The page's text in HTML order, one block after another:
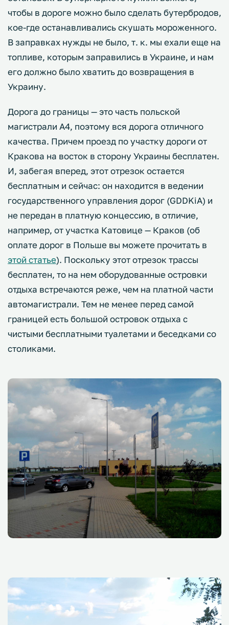
чтобы в дороге можно было сделать бутербродов,
кое-где останавливались скушать мороженного.
В заправках нужды не было, т. к. мы ехали еще на
топливе, которым заправились в Украине, и нам
его должно было хватить до возвращения в
Украину.
Дорога до границы — это часть польской
магистрали А4, поэтому вся дорога отличного
качества. Причем проезд по участку дороги от
Кракова на восток в сторону Украины бесплатен.
И, забегая вперед, этот отрезок остается
бесплатным и сейчас: он находится в ведении
государственного управления дорог (GDDKiA) и
не передан в платную концессию, в отличие,
например, от участка Катовице — Краков (об
оплате дорог в Польше вы можете прочитать в
этой статье). Поскольку этот отрезок трассы
бесплатен, то на нем оборудованные островки
отдыха встречаются реже, чем на платной части
автомагистрали. Тем не менее перед самой
границей есть большой островок отдыха с
чистыми бесплатными туалетами и беседками со
столиками.